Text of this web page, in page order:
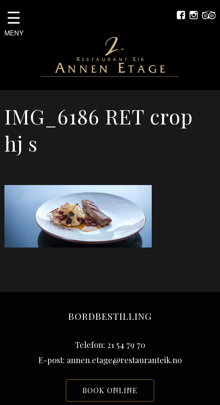
☰
MENY
IMG_6186 RET crop
hj s
BORDBESTILLING
Telefon: 21 54 79 70
E-post: annen.etage@restauranteik.no
BOOK ONLINE